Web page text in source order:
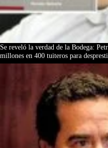
Se reveló la verdad de la Bodega:
millones en 400 tuiteros para